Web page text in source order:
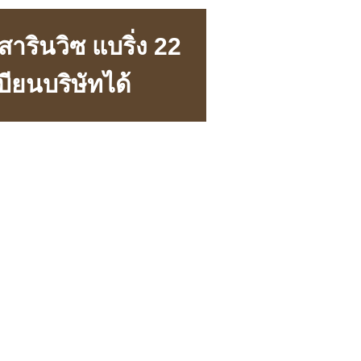
ารินวิซ แบริ่ง 22
ยนบริษัทได้